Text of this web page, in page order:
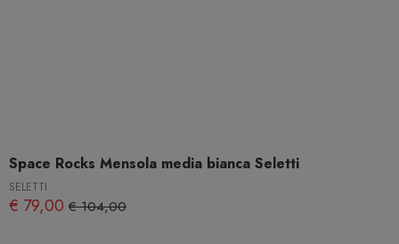
Space Rocks Mensola media bianca Seletti
SELETTI
€ 79,00 € 104,00